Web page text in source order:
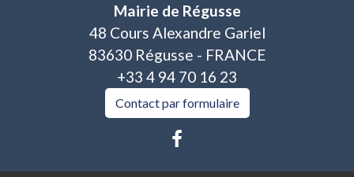
Mairie de Régusse
48 Cours Alexandre Gariel
83630 Régusse - FRANCE
+33 4 94 70 16 23
Contact par formulaire